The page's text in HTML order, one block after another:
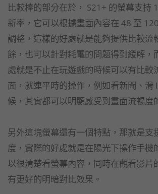
比較棒的部分在於， S21+ 的螢幕支持
新率，它可以根據畫面內容在 48 至
調整，這樣的好處就是能夠提供比較流
餘，也可以針對耗電的問題得到緩解，
處就是不止在玩遊戲的時候可以有比較
面，就連平時的操作，例如看新聞、滑
候，其實都可以明顯感受到畫面流暢度
另外這塊螢幕還有一個特點，那就是支
度，實際的好處就是在陽光下操作手機
以很清楚看螢幕內容，同時在觀看影片
有更好的明暗對比效果。